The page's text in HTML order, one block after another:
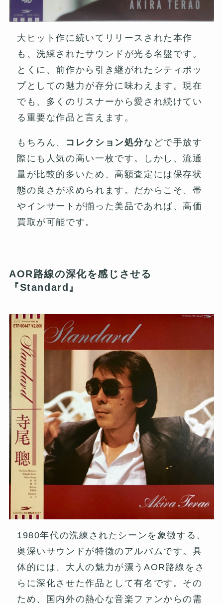
大ヒット作に続いてリリースされた本作
も、洗練されたサウンドが光る名盤です。
とくに、前作から引き継がれたシティポッ
プとしての魅力が存分に味わえます。現在
でも、多くのリスナーから愛され続けてい
る重要な作品と言えます。
もちろん、 コレクション処分などで手放す
際にも人気の高い一枚です。しかし、流通
量が比較的多いため、高額査定には保存状
態の良さが求められます。だからこそ、帯
やインサートが揃った美品であれば、高価
買取が可能です。
AOR路線の深化を感じさせる
『Standard』
1980年代の洗練されたシーンを象徴する、
奥深いサウンドが特徴のアルバムです。具
体的には、大人の魅力が漂うAOR路線をさ
らに深化させた作品として有名です。その
ため、国内外の熱心な音楽ファンからの需